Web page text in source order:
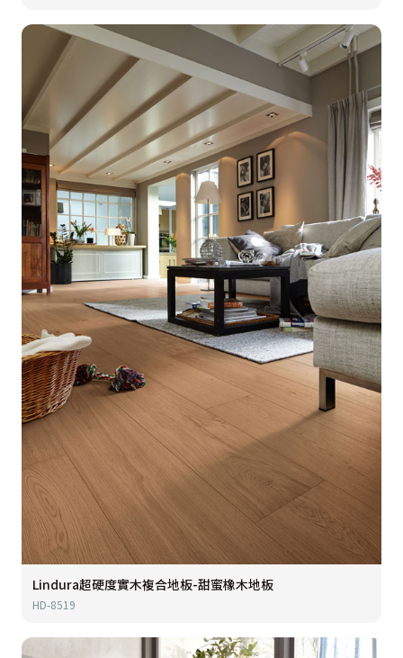
Lindura超硬度實木複合地板-甜蜜橡木地板
HD-8519